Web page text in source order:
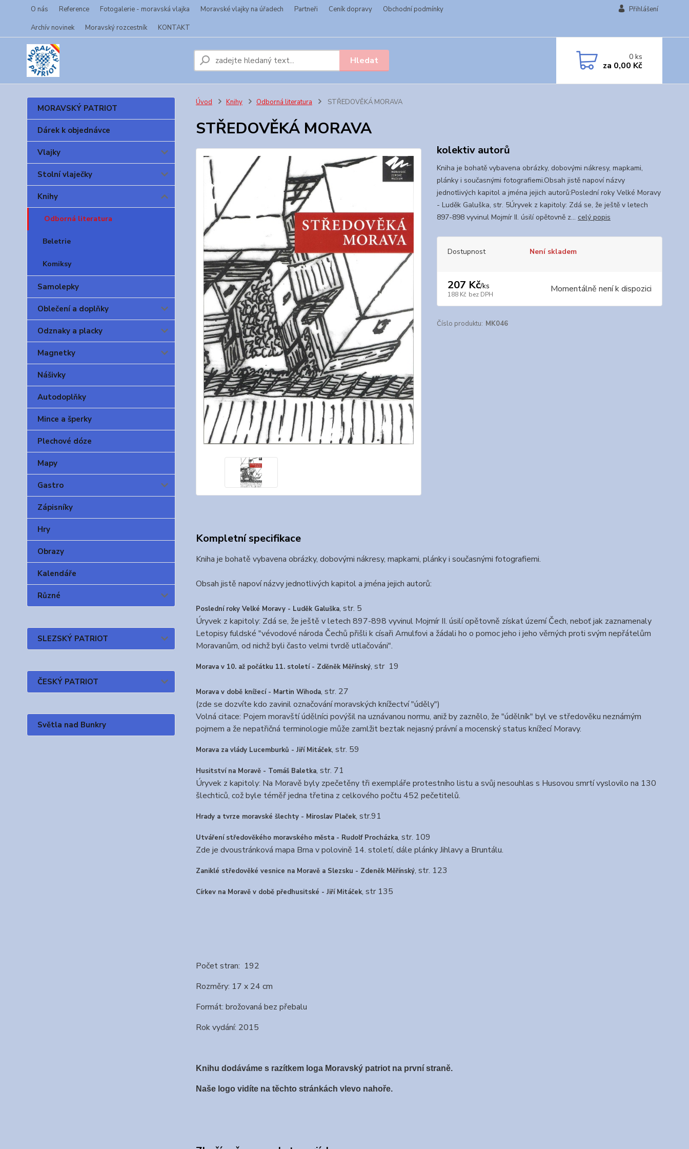
O nás Reference Fotogalerie - moravská vlajka Moravské vlajky na úřadech Partneři Ceník dopravy
Obchodní podmínky
Archív novinek
Moravský rozcestník KONTAKT
Přihlášení
Hledat 0ks
za 0,00 Kč
MORAVSKÝ PATRIOT
Dárek k objednávce
Vlajky
Stolní vlaječky
Knihy
Odborná literatura
Beletrie
Komiksy
Samolepky
Oblečení a doplňky
Odznaky a placky
Magnetky
Nášivky
Autodoplňky
Mince a šperky
Plechové dóze
Mapy
Gastro
Zápisníky
Hry
Obrazy
Kalendáře
Různé
SLEZSKÝ PATRIOT
ČESKÝ PATRIOT
Světla nad Bunkry
Úvod Knihy Odborná literatura STŘEDOVĚKÁ MORAVA
STŘEDOVĚKÁ MORAVA
kolektiv autorů
Kniha je bohatě vybavena obrázky, dobovými nákresy, mapkami,
plánky i současnými fotografiemi.Obsah jistě napoví názvy
jednotlivých kapitol a jména jejich autorů:Poslední roky Velké Moravy
- Luděk Galuška, str. 5Úryvek z kapitoly: Zdá se, že ještě v letech
897-898 vyvinul Mojmír II. úsilí opětovně z... celý popis
Dostupnost Není skladem
207 Kč/ks
188 Kč bez DPH Momentálně není k dispozici
Číslo produktu: MK046
Kompletní specifikace
Kniha je bohatě vybavena obrázky, dobovými nákresy, mapkami, plánky i současnými fotografiemi.
Obsah jistě napoví názvy jednotlivých kapitol a jména jejich autorů:
Poslední roky Velké Moravy - Luděk Galuška, str. 5
Úryvek z kapitoly: Zdá se, že ještě v letech 897-898 vyvinul Mojmír II. úsilí opětovně získat území Čech, neboť jak zaznamenaly
Letopisy fuldské "vévodové národa Čechů přišli k císaři Arnulfovi a žádali ho o pomoc jeho i jeho věrných proti svým nepřátelům
Moravanům, od nichž byli často velmi tvrdě utlačováni".
Morava v 10. až počátku 11. století - Zděněk Měřínský, str 19
Morava v době knížecí - Martin Wihoda, str. 27
(zde se dozvíte kdo zavinil označování moravských knížectví "úděly")
Volná citace: Pojem moravští údělníci povýšil na uznávanou normu, aniž by zaznělo, že "údělník" byl ve středověku neznámým
pojmem a že nepatřičná terminologie může zamlžit beztak nejasný právní a mocenský status knížecí Moravy.
Morava za vlády Lucemburků - Jiří Mitáček, str. 59
Husitství na Moravě - Tomáš Baletka, str. 71
Úryvek z kapitoly: Na Moravě byly zpečetěny tři exempláře protestního listu a svůj nesouhlas s Husovou smrtí vyslovilo na 130
šlechticů, což byle téměř jedna třetina z celkového počtu 452 pečetitelů.
Hrady a tvrze moravské šlechty - Miroslav Plaček, str.91
Utváření středověkého moravského města - Rudolf Procházka, str. 109
Zde je dvoustránková mapa Brna v polovině 14. století, dále plánky Jihlavy a Bruntálu.
Zaniklé středověké vesnice na Moravě a Slezsku - Zdeněk Měřínský, str. 123
Církev na Moravě v době předhusitské - Jiří Mitáček, str 135
Počet stran: 192
Rozměry: 17 x 24 cm
Formát: brožovaná bez přebalu
Rok vydání: 2015
Knihu dodáváme s razítkem loga Moravský patriot na první straně.
Naše logo vidíte na těchto stránkách vlevo nahoře.